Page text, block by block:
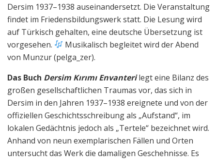
Dersim 1937–1938 auseinandersetzt. Die Veranstaltung
findet im Friedensbildungswerk statt. Die Lesung wird
auf Türkisch gehalten, eine deutsche Übersetzung ist
vorgesehen.
Musikalisch begleitet wird der Abend
von Munzur (pelga_zer).
Das Buch Dersim Kırımı Envanteri legt eine Bilanz des
großen gesellschaftlichen Traumas vor, das sich in
Dersim in den Jahren 1937–1938 ereignete und von der
offiziellen Geschichtsschreibung als „Aufstand“, im
lokalen Gedächtnis jedoch als „Tertele“ bezeichnet wird.
Anhand von neun exemplarischen Fällen und Orten
untersucht das Werk die damaligen Geschehnisse. Es